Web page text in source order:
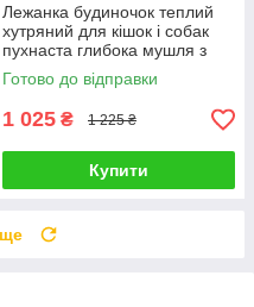
Лежанка будиночок теплий
хутряний для кішок і собак
пухнаста глибока мушля з
капюшоном 50 см
Готово до відправки
1 025 ₴ 1 225 ₴
Купити